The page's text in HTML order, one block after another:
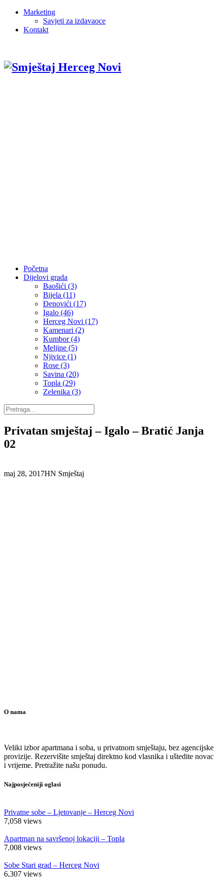
Marketing
Savjeti za izdavaoce
Kontakt
Početna
Dijelovi grada
Baošići (3)
Bijela (11)
Đenovići (17)
Igalo (46)
Herceg Novi (17)
Kamenari (2)
Kumbor (4)
Meljine (5)
Njivice (1)
Rose (3)
Savina (20)
Topla (29)
Zelenika (3)
Privatan smještaj – Igalo – Bratić Janja
02
maj 28, 2017HN Smještaj
O nama
Veliki izbor apartmana i soba, u privatnom smještaju, bez agencijske
provizije. Rezervišite smještaj direktno kod vlasnika i uštedite novac
i vrijeme. Pretražite našu ponudu.
Najposjećeniji oglasi
Privatne sobe – Ljetovanje – Herceg Novi
7,058 views
Apartman na savršenoj lokaciji – Topla
7,008 views
Sobe Stari grad – Herceg Novi
6,307 views